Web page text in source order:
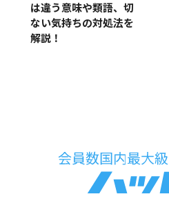
は違う意味や類語、切
ない気持ちの対処法を
解説！